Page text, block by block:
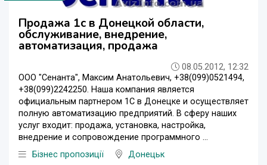
Продажа 1с в Донецкой области,
обслуживание, внедрение,
автоматизация, продажа
08.05.2012, 12:32
ООО "Сенанта", Максим Анатольевич, +38(099)0521494,
+38(099)2242250. Наша компания является
официальным партнером 1С в Донецке и осуществляет
полную автоматизацию предприятий. В сферу наших
услуг входит: продажа, установка, настройка,
внедрение и сопровождение программного ...
Бізнес пропозиції
Донецьк